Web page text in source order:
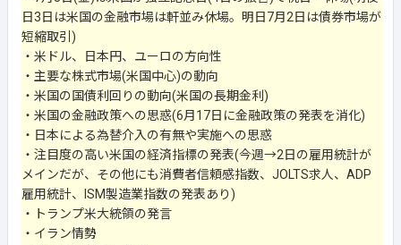
日3日は米国の金融市場は軒並み休場。明日7月2日は債券市場が
短縮取引)
・米ドル、日本円、ユーロの方向性
・主要な株式市場(米国中心)の動向
・米国の国債利回りの動向(米国の長期金利)
・米国の金融政策への思惑(6月17日に金融政策の発表を消化)
・日本による為替介入の有無や実施への思惑
・注目度の高い米国の経済指標の発表(今週→2日の雇用統計が
メインだが、その他にも消費者信頼感指数、JOLTS求人、ADP
雇用統計、ISM製造業指数の発表あり)
・トランプ米大統領の発言
・イラン情勢